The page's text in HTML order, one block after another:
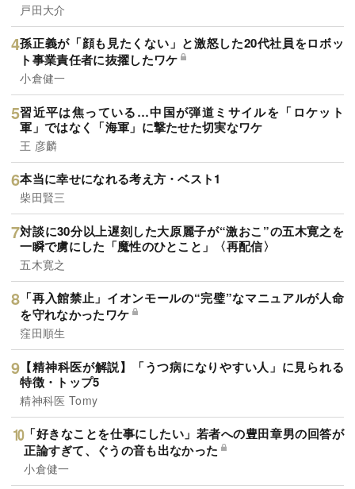
戸田大介
孫正義が「顔も見たくない」と激怒した20代社員をロボッ
ト事業責任者に抜擢したワケ
小倉健一
習近平は焦っている…中国が弾道ミサイルを「ロケット
軍」ではなく「海軍」に撃たせた切実なワケ
王 彦麟
本当に幸せになれる考え方・ベスト1
柴田賢三
対談に30分以上遅刻した大原麗子が“激おこ”の五木寛之を
一瞬で虜にした「魔性のひとこと」〈再配信〉
五木寛之
「再入館禁止」イオンモールの“完璧”なマニュアルが人命
を守れなかったワケ
窪田順生
【精神科医が解説】「うつ病になりやすい人」に見られる
特徴・トップ5
精神科医 Tomy
「好きなことを仕事にしたい」若者への豊田章男の回答が
正論すぎて、ぐうの音も出なかった
小倉健一